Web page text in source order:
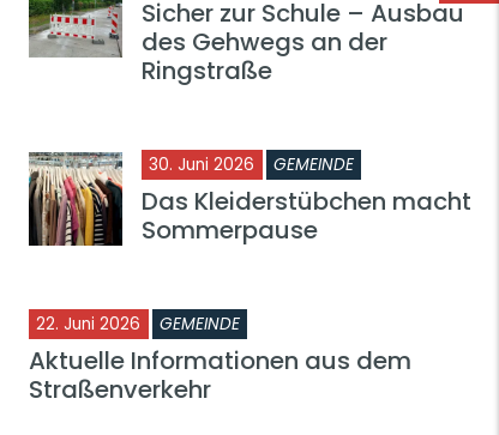
Sicher zur Schule – Ausbau
des Gehwegs an der
Ringstraße
30. Juni 2026 GEMEINDE
Das Kleiderstübchen macht
Sommerpause
22. Juni 2026 GEMEINDE
Aktuelle Informationen aus dem
Straßenverkehr